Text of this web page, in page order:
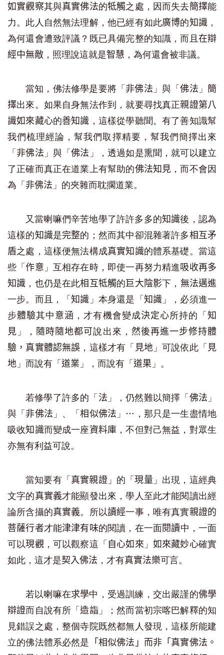
如實觀察其與真實佛法的牴觸之處，因而失去簡擇能
力。此人自然無法理解，他已經有如此廣博的知識 ，
為何還會遭致評議？既已具備完整的知識，而且 在辯
經中無敵 ，照理說這就是智慧 ，為何還會被非議。
當知，佛法修學是要將「 非佛法 」與「佛法 」 簡
擇出來。如果自身無法作到，就要尋找真正親證第八
識如來藏心的善知識 ，這樣從學聽聞。有了善知識幫
我們梳理經論，幫我們取擇精要，幫我們簡擇出來
「 非佛法 」與「佛法 」，透過如是熏聞，就可以建立
了正確而真正在道業上有幫助的佛法知見 ，而不會因
為「 非佛法 」的夾雜而耽擱道業。
又當喇嘛們辛苦地學了許許多多的知識後，認為
這樣的知識是完整的；然而其中卻混雜著許多相互矛
盾之處，這樣便無法構成真實知識的體系基礎。當這
些「作意 」互相存在時，即使一再努力精進吸收再多
知識 ，也仍是在此相互牴觸的巨大陰影下， 無法邁進
一步。而且，「知識 」本身還是「 知識 」，必須進一
步體驗其中 意涵 ，才有機會變成決定心所持的「知
見 」， 隨時隨地都可說出來， 然後再進一步修持體
驗，真實體認無誤 ，這樣才有「 見地」可說依此「 見
地 」而說有「 道業 」，而說有「 道果 」。
若修學了許多的「 法 」，仍然難以簡擇「 佛法 」
與「 非佛法 」、「相似佛法 」…，那只是一生盡情地
吸收知識而變成一座資料庫 ，不但對己無益，對眾生
亦無有利益可說。
當知要有「 真實親證」的「現量 」出現，這經典
文字的真實義才能顯發出來，學人至此才能閱讀出經
論所含攝的真實義。所以讀經一事，唯有真實親證的
菩薩行者才能津津有味的閱讀，在一面閱讀中，一面
可以現觀，可以觀察這「 自心如來」 如來藏妙心確實
如此，這才是契入佛法 ，才有真實法樂可言。
若以喇嘛在求學中，受過訓練，交出嚴謹的佛學
辯證而自說有所「造詣」；然而當初宗喀巴解釋的知
見錯誤之處，整個寺院既然都無人發現，這樣所能建
立的佛法體系必然是 「相似佛法」而非「 真實佛法。